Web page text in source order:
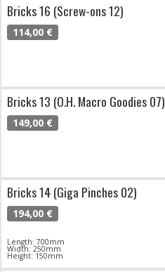
Bricks 16 (Screw-ons 12)
114,00 €
Bricks 13 (O.H. Macro Goodies 07)
149,00 €
Bricks 14 (Giga Pinches 02)
194,00 €
Length: 700mm
Width: 250mm
Height: 150mm